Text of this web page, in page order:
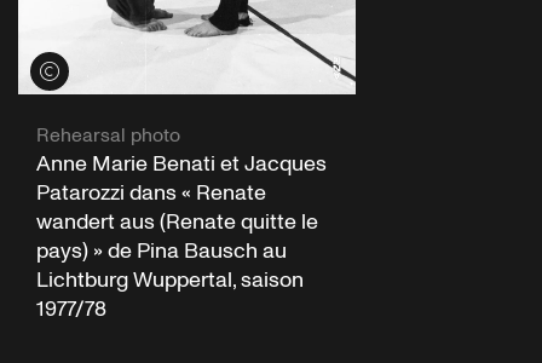
Voir les crédits
Rehearsal photo
Anne Marie Benati et Jacques
Patarozzi dans « Renate
wandert aus (Renate quitte le
pays) » de Pina Bausch au
Lichtburg Wuppertal, saison
1977/78